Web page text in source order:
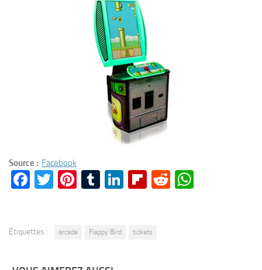
Source : Facebook
Facebook
Twitter
Pinterest
Tumblr
LinkedIn
Flipboard
Reddit
Étiquettes : arcade Flappy Bird tickets